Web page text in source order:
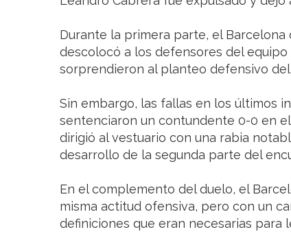
Durante la primera parte, el
descolocó a los defensores del
sorprendieron al planteo defensivo
Sin embargo, las fallas en los últimos
sentenciaron un contundente 0-0 en el
dirigió al vestuario con una rabia
desarrollo de la segunda parte del
En el complemento del duelo, el
misma actitud ofensiva, pero con un
definiciones que eran necesarias para